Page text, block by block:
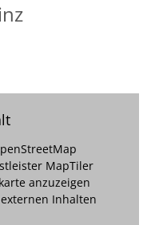
MapTiler
anzuzeigen
Inhalten